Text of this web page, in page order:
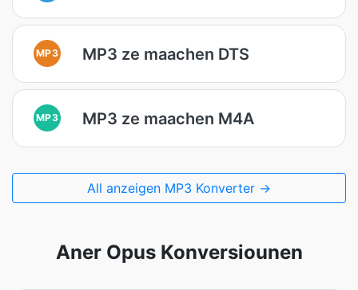
MP3 MP3 ze maachen DTS
MP3 MP3 ze maachen M4A
All anzeigen MP3 Konverter →
Aner Opus Konversiounen